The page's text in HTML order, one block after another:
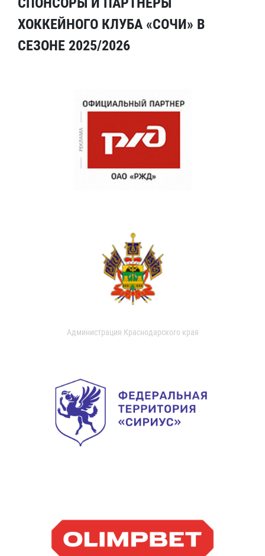
ХОККЕЙНОГО КЛУБА «СОЧИ» В
СЕЗОНЕ 2025/2026
Администрация Краснодарского края